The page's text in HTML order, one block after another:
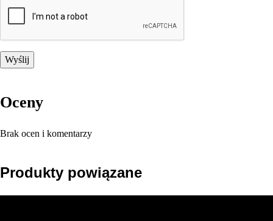
Oceny
Brak ocen i komentarzy
Produkty powiązane